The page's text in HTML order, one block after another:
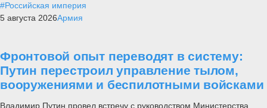
#Российская империя
5 августа 2026Армия
Фронтовой опыт переводят в систему:
Путин перестроил управление тылом,
вооружениями и беспилотными войсками
Владимир Путин провел встречу с руководством Министерства